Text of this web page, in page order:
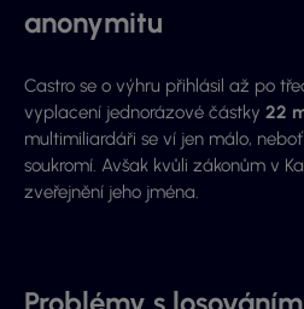
anonymitu
Castro se o výhru přihlásil až po
vyplacení jednorázové částky 22
multimiliardáři se ví jen málo, neboť
soukromí. Avšak kvůli zákonům v
zveřejnění jeho jména.